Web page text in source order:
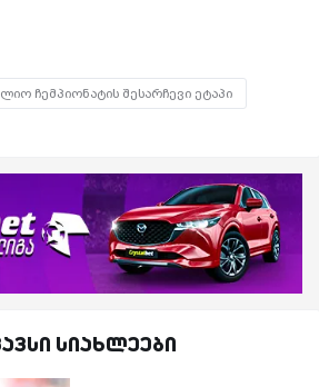
ჩემპიონატის შესარჩევი ეტაპი
სიახლეები